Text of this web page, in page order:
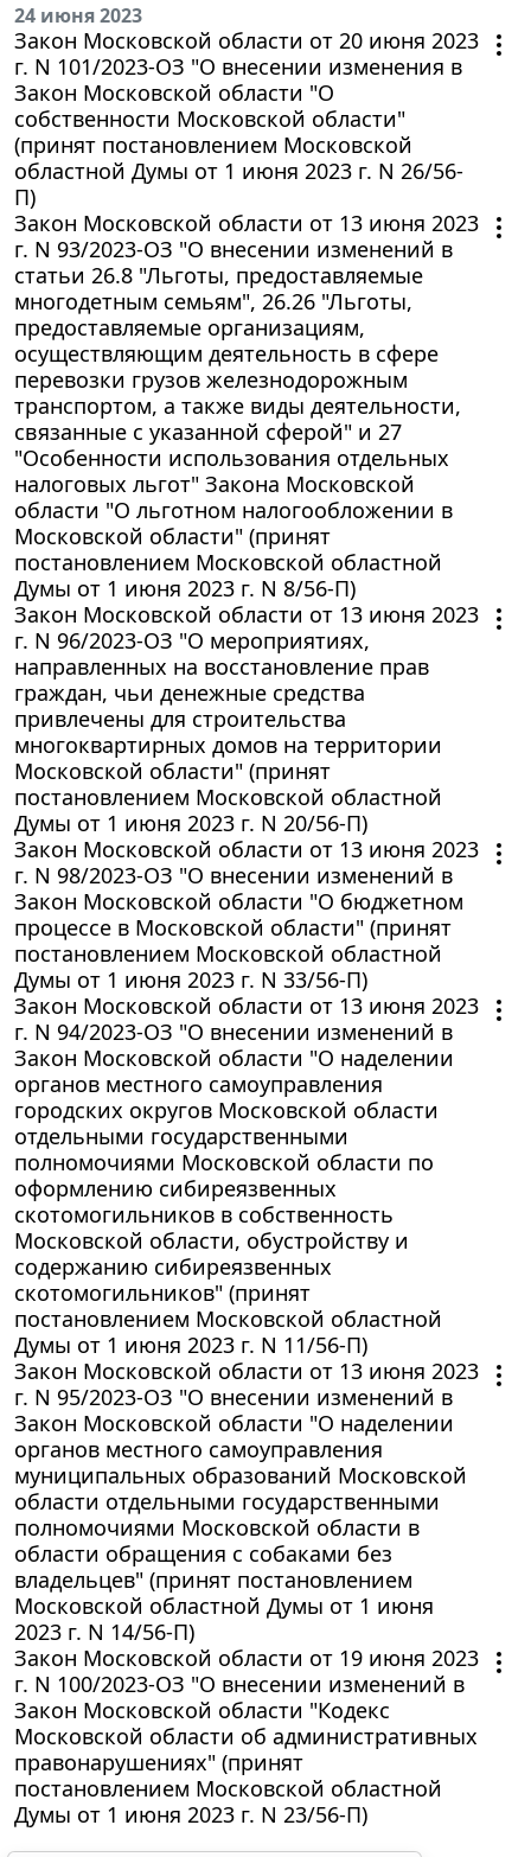
24 июня 2023
Закон Московской области от 20 июня 2023
г. N 101/2023-ОЗ "О внесении изменения в
Закон Московской области "О
собственности Московской области"
(принят постановлением Московской
областной Думы от 1 июня 2023 г. N 26/56-
П)
Закон Московской области от 13 июня 2023
г. N 93/2023-ОЗ "О внесении изменений в
статьи 26.8 "Льготы, предоставляемые
многодетным семьям", 26.26 "Льготы,
предоставляемые организациям,
осуществляющим деятельность в сфере
перевозки грузов железнодорожным
транспортом, а также виды деятельности,
связанные с указанной сферой" и 27
"Особенности использования отдельных
налоговых льгот" Закона Московской
области "О льготном налогообложении в
Московской области" (принят
постановлением Московской областной
Думы от 1 июня 2023 г. N 8/56-П)
Закон Московской области от 13 июня 2023
г. N 96/2023-ОЗ "О мероприятиях,
направленных на восстановление прав
граждан, чьи денежные средства
привлечены для строительства
многоквартирных домов на территории
Московской области" (принят
постановлением Московской областной
Думы от 1 июня 2023 г. N 20/56-П)
Закон Московской области от 13 июня 2023
г. N 98/2023-ОЗ "О внесении изменений в
Закон Московской области "О бюджетном
процессе в Московской области" (принят
постановлением Московской областной
Думы от 1 июня 2023 г. N 33/56-П)
Закон Московской области от 13 июня 2023
г. N 94/2023-ОЗ "О внесении изменений в
Закон Московской области "О наделении
органов местного самоуправления
городских округов Московской области
отдельными государственными
полномочиями Московской области по
оформлению сибиреязвенных
скотомогильников в собственность
Московской области, обустройству и
содержанию сибиреязвенных
скотомогильников" (принят
постановлением Московской областной
Думы от 1 июня 2023 г. N 11/56-П)
Закон Московской области от 13 июня 2023
г. N 95/2023-ОЗ "О внесении изменений в
Закон Московской области "О наделении
органов местного самоуправления
муниципальных образований Московской
области отдельными государственными
полномочиями Московской области в
области обращения с собаками без
владельцев" (принят постановлением
Московской областной Думы от 1 июня
2023 г. N 14/56-П)
Закон Московской области от 19 июня 2023
г. N 100/2023-ОЗ "О внесении изменений в
Закон Московской области "Кодекс
Московской области об административных
правонарушениях" (принят
постановлением Московской областной
Думы от 1 июня 2023 г. N 23/56-П)